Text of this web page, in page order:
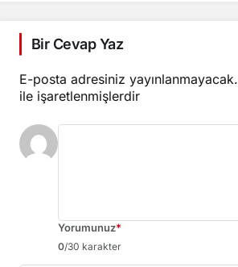
Bir Cevap Yaz
E-posta adresiniz yayınlanmayacak.
ile işaretlenmişlerdir
Yorumunuz*
0/30 karakter